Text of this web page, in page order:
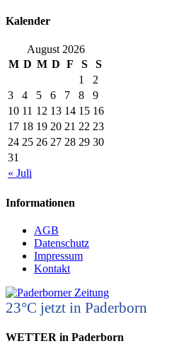
Kalender
August 2026
M D M D F S S
« Juli
1
2
3
4 5 6 7 8
9
10 11 12 13 14 15 16
17 18 19 20 21 22 23
24 25 26 27 28 29 30
31
Informationen
AGB
Datenschutz
Impressum
Kontakt
23°C jetzt in Paderborn
WETTER in Paderborn